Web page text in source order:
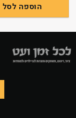
הוספה לסל